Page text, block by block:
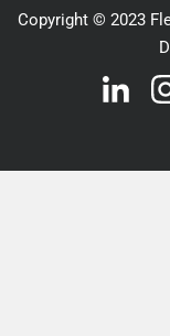
Copyright © 2023